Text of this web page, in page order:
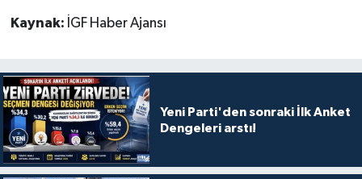
Kaynak: İGF Haber Ajansı
Yeni Parti'den sonraki İlk Anket
Dengeleri arstı!